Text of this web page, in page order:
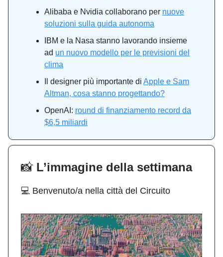
Alibaba e Nvidia collaborano per nuove
soluzioni sulla guida autonoma
IBM e la Nasa stanno lavorando insieme
ad un nuovo modello per le previsioni del
clima
Il designer più importante di Apple e Sam
Altman, cosa stanno progettando?
OpenAI: round di finanziamento record da
$6,5 miliardi
📸 L’immagine della settimana
💻 Benvenuto/a nella città del Circuito